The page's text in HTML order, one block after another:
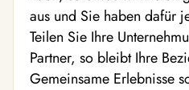
aus und Sie haben dafür
Teilen Sie Ihre
Partner, so bleibt Ihre
Gemeinsame Erlebnisse